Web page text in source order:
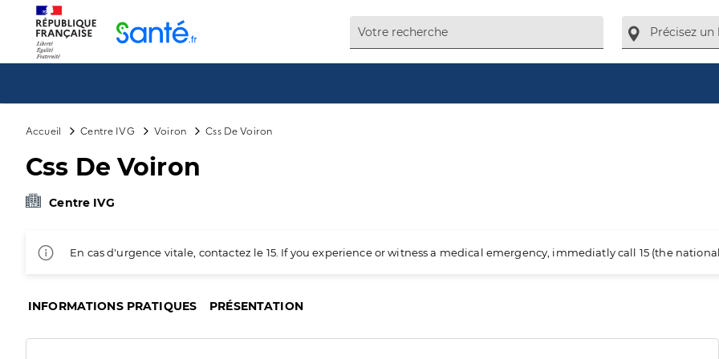
Accueil Centre IVG Voiron Css De Voiron
Css De Voiron
Centre IVG
En cas d'urgence vitale, contactez le 15. If you experience or witness a medical emergency, immediatly call 15 (the
INFORMATIONS PRATIQUES PRÉSENTATION
Panneau de gestion des cookies